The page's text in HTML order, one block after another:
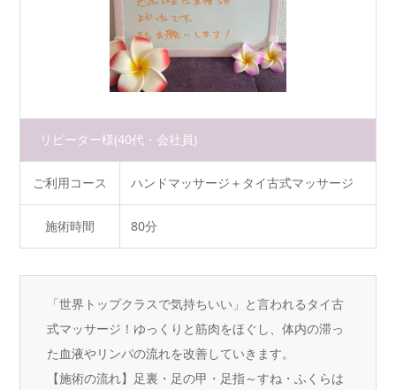
リピーター様(40代・会社員)
ご利用コース ハンドマッサージ＋タイ古式マッサージ
施術時間 80分
「世界トップクラスで気持ちいい」と言われるタイ古
式マッサージ！ゆっくりと筋肉をほぐし、体内の滞っ
た血液やリンパの流れを改善していきます。
【施術の流れ】足裏・足の甲・足指～すね・ふくらは